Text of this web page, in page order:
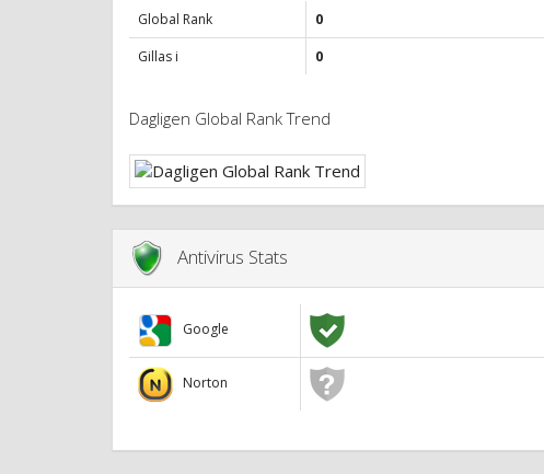
Global Rank
0
Gillas i
0
Dagligen Global Rank Trend
Antivirus Stats
Google
Norton